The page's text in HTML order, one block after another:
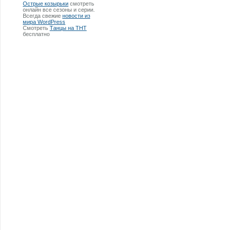
Острые козырьки смотреть
онлайн все сезоны и серии.
Всегда свежие новости из
мира WordPress
Смотреть Танцы на ТНТ
бесплатно